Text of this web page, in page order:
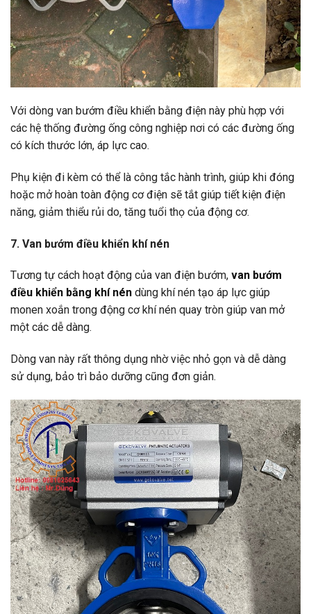
Với dòng van bướm điều khiển bằng điện này phù hợp với
các hệ thống đường ống công nghiệp nơi có các đường ống
có kích thước lớn, áp lực cao.
Phụ kiện đi kèm có thể là công tắc hành trình, giúp khi đóng
hoặc mở hoàn toàn động cơ điện sẽ tắt giúp tiết kiện điện
năng, giảm thiểu rủi do, tăng tuổi thọ của động cơ.
7. Van bướm điều khiển khí nén
Tương tự cách hoạt động của van điện bướm, van bướm
điều khiển bằng khí nén dùng khí nén tạo áp lực giúp
monen xoắn trong động cơ khí nén quay tròn giúp van mở
một các dễ dàng.
Dòng van này rất thông dụng nhờ việc nhỏ gọn và dễ dàng
sử dụng, bảo trì bảo dưỡng cũng đơn giản.